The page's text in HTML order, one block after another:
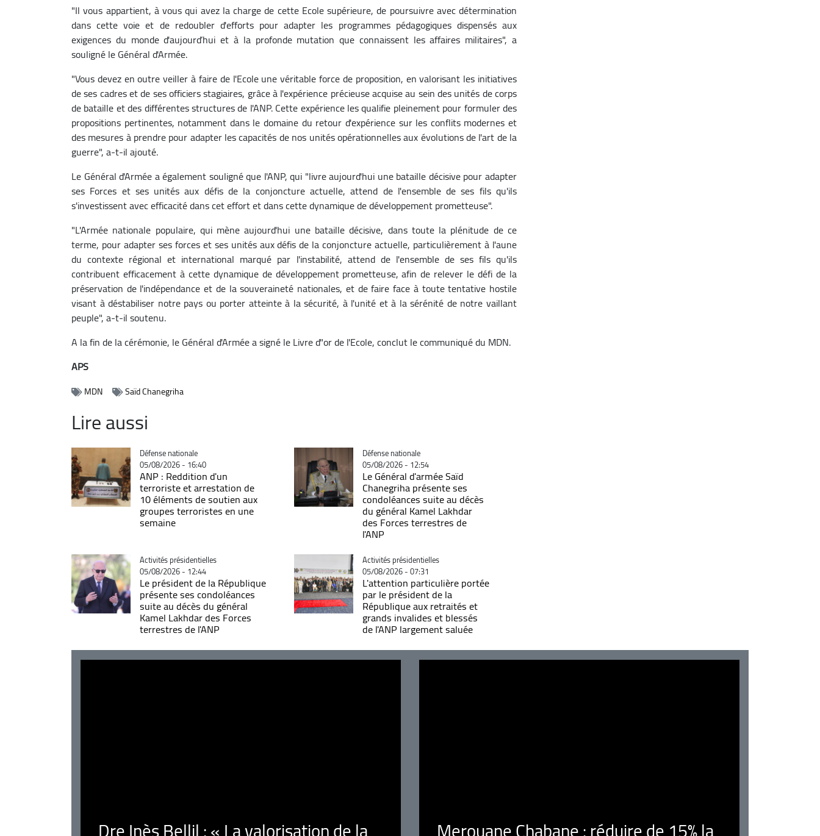
"Il vous appartient, à vous qui avez la charge de cette Ecole supérieure, de poursuivre avec détermination
dans cette voie et de redoubler d'efforts pour adapter les programmes pédagogiques dispensés aux
exigences du monde d'aujourd’hui et à la profonde mutation que connaissent les affaires militaires", a
souligné le Général d'Armée.
"Vous devez en outre veiller à faire de l'Ecole une véritable force de proposition, en valorisant les initiatives
de ses cadres et de ses officiers stagiaires, grâce à l'expérience précieuse acquise au sein des unités de corps
de bataille et des différentes structures de l'ANP. Cette expérience les qualifie pleinement pour formuler des
propositions pertinentes, notamment dans le domaine du retour d'expérience sur les conflits modernes et
des mesures à prendre pour adapter les capacités de nos unités opérationnelles aux évolutions de l'art de la
guerre", a-t-il ajouté.
Le Général d'Armée a également souligné que l'ANP, qui "livre aujourd'hui une bataille décisive pour adapter
ses Forces et ses unités aux défis de la conjoncture actuelle, attend de l'ensemble de ses fils qu'ils
s'investissent avec efficacité dans cet effort et dans cette dynamique de développement prometteuse".
"L'Armée nationale populaire, qui mène aujourd'hui une bataille décisive, dans toute la plénitude de ce
terme, pour adapter ses forces et ses unités aux défis de la conjoncture actuelle, particulièrement à l'aune
du contexte régional et international marqué par l'instabilité, attend de l'ensemble de ses fils qu'ils
contribuent efficacement à cette dynamique de développement prometteuse, afin de relever le défi de la
préservation de l'indépendance et de la souveraineté nationales, et de faire face à toute tentative hostile
visant à déstabiliser notre pays ou porter atteinte à la sécurité, à l'unité et à la sérénité de notre vaillant
peuple", a-t-il soutenu.
A la fin de la cérémonie, le Général d'Armée a signé le Livre d"or de l'Ecole, conclut le communiqué du MDN.
APS
MDN Saïd Chanegriha
Lire aussi
Catégorie
Défense nationale
05/08/2026 - 16:40
ANP : Reddition d'un
terroriste et arrestation de
10 éléments de soutien aux
groupes terroristes en une
semaine
Catégorie
Défense nationale
05/08/2026 - 12:54
Le Général d'armée Saïd
Chanegriha présente ses
condoléances suite au décès
du général Kamel Lakhdar
des Forces terrestres de
l'ANP
Catégorie
Activités présidentielles
05/08/2026 - 12:44
Le président de la République
présente ses condoléances
suite au décès du général
Kamel Lakhdar des Forces
terrestres de l'ANP
Catégorie
Activités présidentielles
05/08/2026 - 07:31
L'attention particulière portée
par le président de la
République aux retraités et
grands invalides et blessés
de l'ANP largement saluée